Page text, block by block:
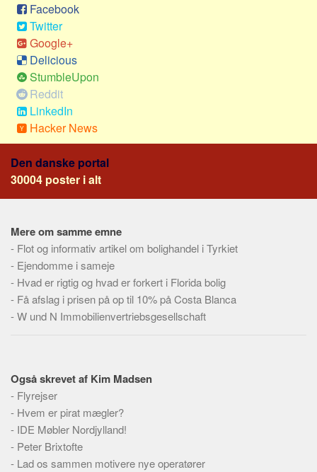
Praktisk
Alle
Meta
Dokumenttyper
Emner
Personer
Steder
Om
Webstedet
Forhistorien
Redigering
Tekstannoncer
Facebook
Twitter
Google+
Delicious
StumbleUpon
Reddit
LinkedIn
Hacker News
Den danske portal
30004 poster i alt
Mere om samme emne
- Flot og informativ artikel om bolighandel i Tyrkiet
- Ejendomme i sameje
- Hvad er rigtig og hvad er forkert i Florida bolig
- Få afslag i prisen på op til 10% på Costa Blanca
-W und N Immobilienvertriebsgesellschaft
Også skrevet af Kim Madsen
- Flyrejser
- Hvem er pirat mægler?
- IDE Møbler Nordjylland!
- Peter Brixtofte
- Lad os sammen motivere nye operatører